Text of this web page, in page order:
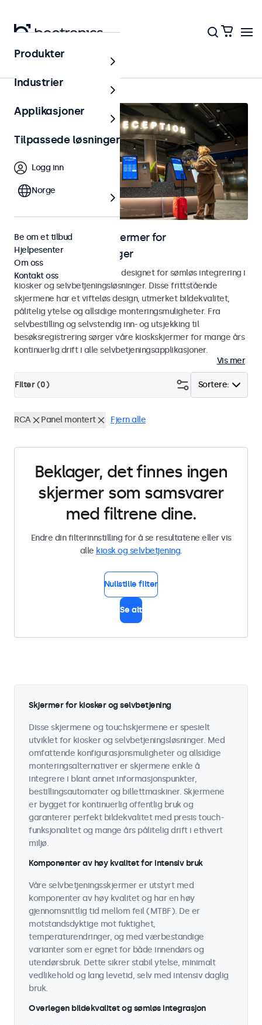
Hjem
Skjermer og touchskjermer for
selvbetjeningsløsninger
Skjermer og touchskjermer designet for sømløs integrering i
kiosker og selvbetjeningsløsninger. Disse frittstående
skjermene har et vifteløs design, utmerket bildekvalitet,
pålitelig ytelse og allsidige monteringsmuligheter. Fra
selvbestilling og selvstendig inn- og utsjekking til
besøksregistrering sørger våre kioskskjermer for mange års
kontinuerlig drift i alle selvbetjeningsapplikasjoner.
Vis mer
Sortere:
Filter (0)
RCA Panel montert Fjern alle
Beklager, det finnes ingen
skjermer som samsvarer
med filtrene dine.
Endre din filterinnstilling for å se resultatene eller vis
alle kiosk og selvbetjening.
Nullstille filter
Se alt
Skjermer for kiosker og selvbetjening
Disse skjermene og touchskjermene er spesielt
utviklet for kiosker og selvbetjeningsløsninger. Med
omfattende konfigurasjonsmuligheter og allsidige
monteringsalternativer er skjermene enkle å
integrere i blant annet informasjonspunkter,
bestillingsautomater og billettmaskiner. Skjermene
er bygget for kontinuerlig offentlig bruk og
garanterer perfekt bildekvalitet med presis touch-
funksjonalitet og mange års pålitelig drift i ethvert
miljø.
Komponenter av høy kvalitet for intensiv bruk
Våre selvbetjeningsskjermer er utstyrt med
komponenter av høy kvalitet og har en høy
gjennomsnittlig tid mellom feil (MTBF). De er
motstandsdyktige mot fuktighet,
temperaturendringer, og med værbestandige
varianter som er egnet for både innendørs og
utendørsbruk. Dette sikrer stabil ytelse, minimalt
vedlikehold og lang levetid, selv med intensiv daglig
bruk.
Overlegen bildekvalitet og sømløs integrasjon
Produkter
Industrier
Applikasjoner
Tilpassede løsninger
Logg inn
Norge
Be om et tilbud
Hjelpesenter
Om oss
Kontakt oss